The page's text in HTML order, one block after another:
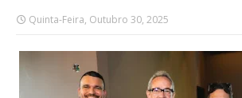
Quinta-Feira, Outubro 30, 2025